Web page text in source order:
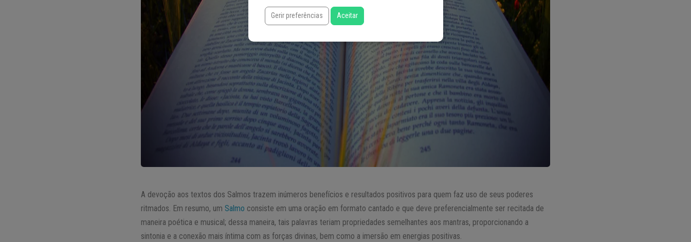
A devoção aos textos dos Salmos trazem inúmeros benefícios e resultados positivos para quem faz uso de seus poderes
ritmados. Em resumo, um Salmo consiste em uma oração em formato cantado e que deve preferencialmente ser recitada de
maneira poética e musical; dessa maneira, tais palavras teriam propriedades semelhantes aos mantras, proporcionando a
sintonia e a conexão mais íntima com as forças divinas, bem como a imersão em energias positivas.
Gerir preferências Aceitar